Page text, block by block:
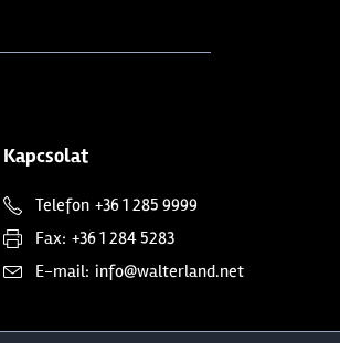
Kapcsolat
Telefon +36 1 285 9999
Fax: +36 1 284 5283
E-mail: info@walterland.net